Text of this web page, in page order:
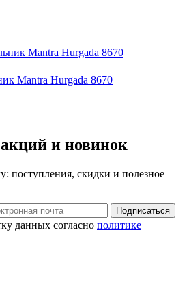
Mantra Hurgada 8670
акций и новинок
поступления, скидки и полезное
Подписаться
данных согласно политике